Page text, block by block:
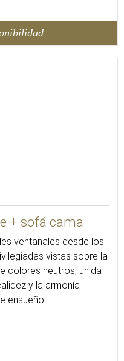
+ sofá cama
ventanales desde los
vistas sobre la
colores neutros, unida
y la armonía
ensueño.